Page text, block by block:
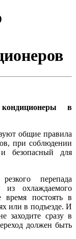
в
общие правила
при соблюдении
безопасный для
перепада
охлаждаемого
постоять в
или в подъезде. И
заходите сразу в
должен быть